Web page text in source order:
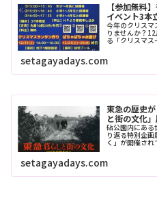
【参加無料
イベント3本
今年のクリスマ
りませんか？
る「クリスマ
setagayadays.com
東急の歴史
と街の文化
砧公園内にある
り返る特別企画
く」が開催さ
発や鉄道事業
setagayadays.com